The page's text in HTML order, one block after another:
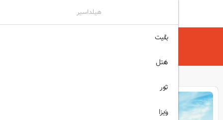
هیلداسیر
هیلداسیر
بلیت
هتل
تور
ویزا